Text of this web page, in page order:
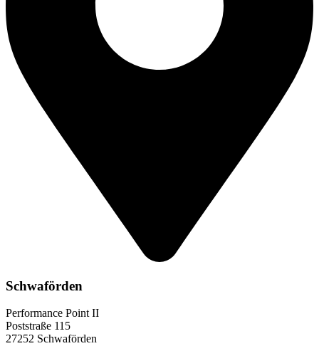
Schwaförden
Performance Point II
Poststraße 115
27252 Schwaförden